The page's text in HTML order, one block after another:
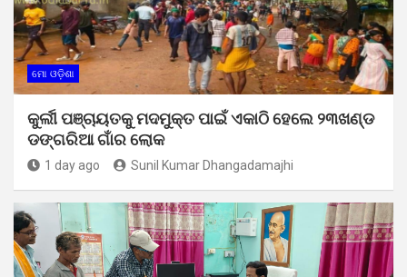
ମୋ ଓଡ଼ିଶା
କୁର୍ଲୀ ପଞ୍ଚାୟତକୁ ମଦମୁକ୍ତ ପାଇଁ ଏକାଠି ହେଲେ ୨୩ଖଣ୍ଡ
ଡଙ୍ଗରିଆ ଗାଁର ଲୋକ
1 day ago Sunil Kumar Dhangadamajhi